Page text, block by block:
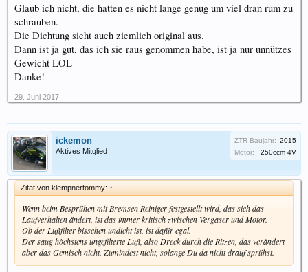
Glaub ich nicht, die hatten es nicht lange genug um viel dran rum zu
schrauben.
Die Dichtung sieht auch ziemlich original aus.
Dann ist ja gut, das ich sie raus genommen habe, ist ja nur unnützes
Gewicht LOL
Danke!
29. Juni 2017
ickemon
Aktives Mitglied
ZTR Baujahr: 2015
Motor:
250ccm 4V
Zitat von klempnertommy: ↑
Wenn beim Besprühen mit Bremsen Reiniger festgestellt wird, das sich das
Laufverhalten ändert, ist das immer kritisch zwischen Vergaser und Motor.
Ob der Luftfilter bisschen undicht ist, ist dafür egal.
Der saug höchstens ungefilterte Luft, also Dreck durch die Ritzen, das verändert
aber das Gemisch nicht. Zumindest nicht, solange Du da nicht drauf sprühst.